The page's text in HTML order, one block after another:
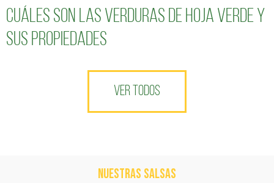
Cuáles son las verduras de hoja verde y
sus propiedades
VER TODOS
NUESTRAS SALSAS